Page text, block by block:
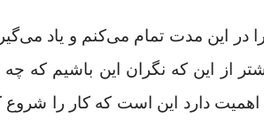
در این مدت تمام می‌کنم و یاد
از این که نگران این باشیم که چه
اهمیت دارد این است که کار را شروع